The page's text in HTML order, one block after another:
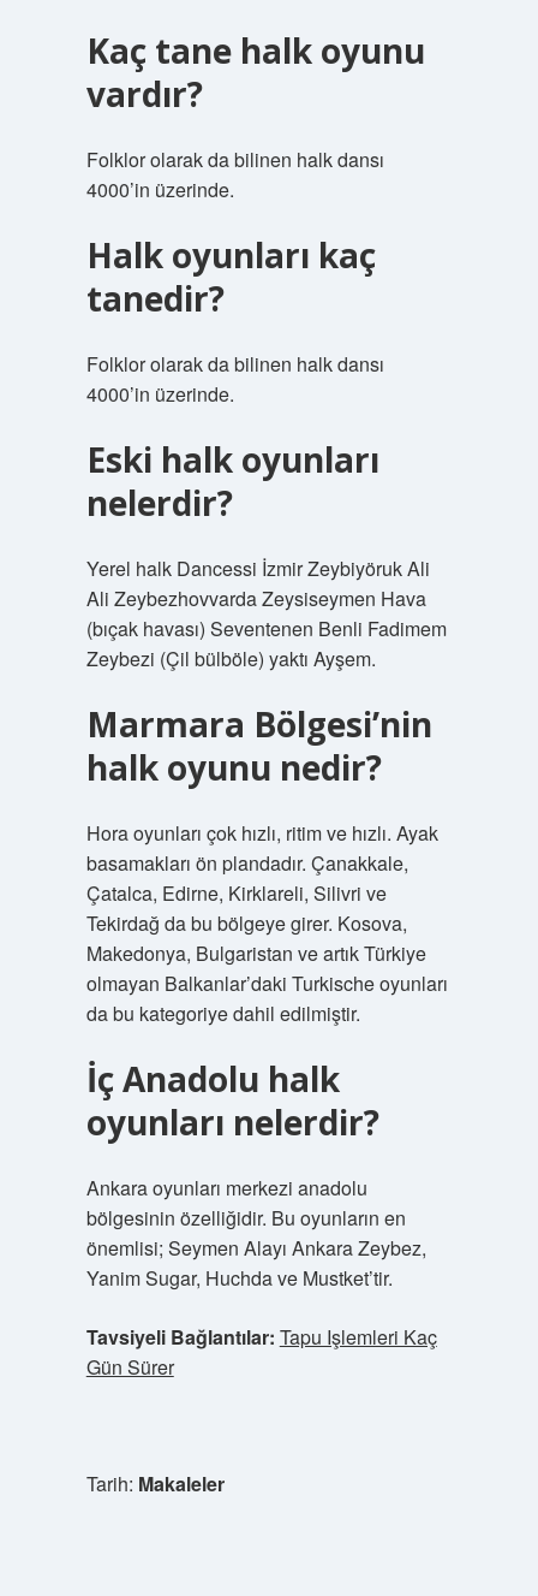
Kaç tane halk oyunu
vardır?
Folklor olarak da bilinen halk dansı
4000’in üzerinde.
Halk oyunları kaç
tanedir?
Folklor olarak da bilinen halk dansı
4000’in üzerinde.
Eski halk oyunları
nelerdir?
Yerel halk Dancessi İzmir Zeybiyöruk Ali
Ali Zeybezhovvarda Zeysiseymen Hava
(bıçak havası) Seventenen Benli Fadimem
Zeybezi (Çil bülböle) yaktı Ayşem.
Marmara Bölgesi’nin
halk oyunu nedir?
Hora oyunları çok hızlı, ritim ve hızlı. Ayak
basamakları ön plandadır. Çanakkale,
Çatalca, Edirne, Kirklareli, Silivri ve
Tekirdağ da bu bölgeye girer. Kosova,
Makedonya, Bulgaristan ve artık Türkiye
olmayan Balkanlar’daki Turkische oyunları
da bu kategoriye dahil edilmiştir.
İç Anadolu halk
oyunları nelerdir?
Ankara oyunları merkezi anadolu
bölgesinin özelliğidir. Bu oyunların en
önemlisi; Seymen Alayı Ankara Zeybez,
Yanim Sugar, Huchda ve Mustket’tir.
Tavsiyeli Bağlantılar: Tapu Işlemleri Kaç
Gün Sürer
Tarih: Makaleler